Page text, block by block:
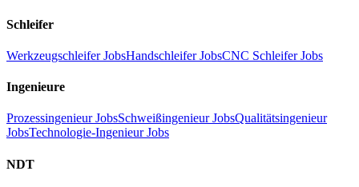
Schleifer
Werkzeugschleifer JobsHandschleifer JobsCNC Schleifer Jobs
Ingenieure
Prozessingenieur JobsSchweißingenieur JobsQualitätsingenieur
JobsTechnologie-Ingenieur Jobs
NDT